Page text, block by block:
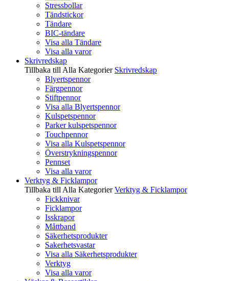
Stressbollar
Tändstickor
Tändare
BIC-tändare
Visa alla Tändare
Visa alla varor
Skrivredskap
Tillbaka till Alla Kategorier Skrivredskap
Blyertspennor
Färgpennor
Stiftpennor
Visa alla Blyertspennor
Kulspetspennor
Parker kulspetspennor
Touchpennor
Visa alla Kulspetspennor
Överstrykningspennor
Pennset
Visa alla varor
Verktyg & Ficklampor
Tillbaka till Alla Kategorier Verktyg & Ficklampor
Fickknivar
Ficklampor
Isskrapor
Måttband
Säkerhetsprodukter
Sakerhetsvastar
Visa alla Säkerhetsprodukter
Verktyg
Visa alla varor